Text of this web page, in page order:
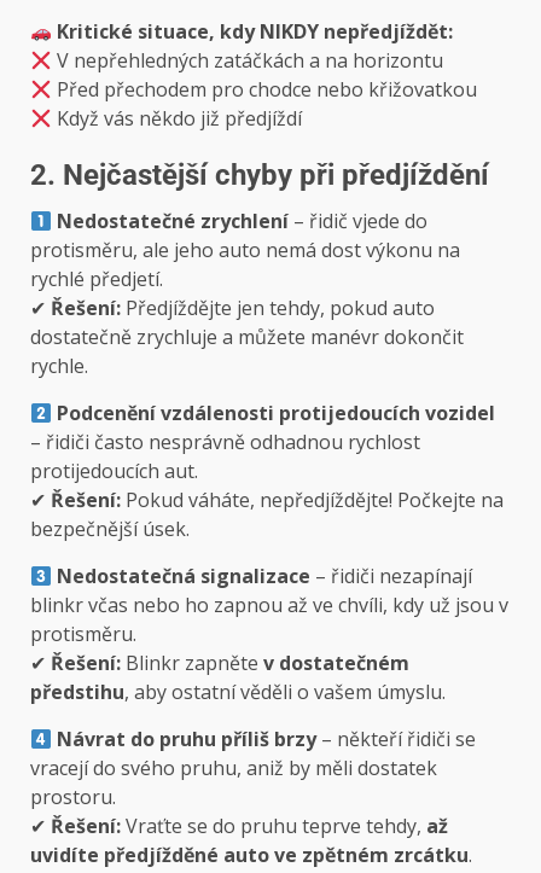
Kritické situace, kdy NIKDY nepředjíždět:
V nepřehledných zatáčkách a na horizontu
Před přechodem pro chodce nebo křižovatkou
Když vás někdo již předjíždí
2. Nejčastější chyby při předjíždění
Nedostatečné zrychlení – řidič vjede do
protisměru, ale jeho auto nemá dost výkonu na
rychlé předjetí.
✔ Řešení: Předjíždějte jen tehdy, pokud auto
dostatečně zrychluje a můžete manévr dokončit
rychle.
Podcenění vzdálenosti protijedoucích vozidel
– řidiči často nesprávně odhadnou rychlost
protijedoucích aut.
✔ Řešení: Pokud váháte, nepředjíždějte! Počkejte na
bezpečnější úsek.
Nedostatečná signalizace – řidiči nezapínají
blinkr včas nebo ho zapnou až ve chvíli, kdy už jsou v
protisměru.
✔ Řešení: Blinkr zapněte v dostatečném
předstihu, aby ostatní věděli o vašem úmyslu.
Návrat do pruhu příliš brzy– někteří řidiči se
vracejí do svého pruhu, aniž by měli dostatek
prostoru.
✔ Řešení:Vraťte se do pruhu teprve tehdy, až
uvidíte předjížděné auto ve zpětném zrcátku.